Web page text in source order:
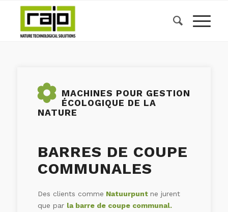
MACHINES POUR GESTION
ÉCOLOGIQUE DE LA
NATURE
BARRES DE COUPE
COMMUNALES
Des clients comme Natuurpunt ne jurent
que par la barre de coupe communal.